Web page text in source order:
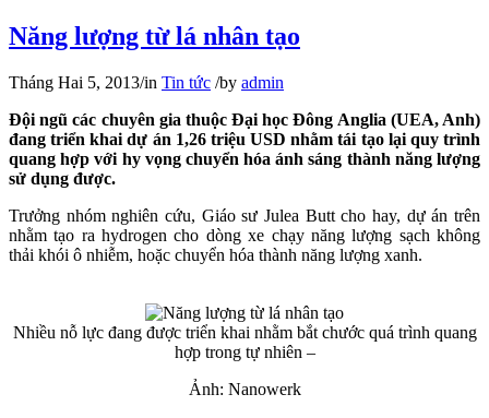
Năng lượng từ lá nhân tạo
Tháng Hai 5, 2013/in Tin tức /by admin
Đội ngũ các chuyên gia thuộc Đại học Đông Anglia (UEA, Anh)
đang triển khai dự án 1,26 triệu USD nhằm tái tạo lại quy trình
quang hợp với hy vọng chuyển hóa ánh sáng thành năng lượng
sử dụng được.
Trưởng nhóm nghiên cứu, Giáo sư Julea Butt cho hay, dự án trên
nhằm tạo ra hydrogen cho dòng xe chạy năng lượng sạch không
thải khói ô nhiễm, hoặc chuyển hóa thành năng lượng xanh.
Nhiều nỗ lực đang được triển khai nhằm bắt chước quá trình quang
hợp trong tự nhiên –
Ảnh: Nanowerk